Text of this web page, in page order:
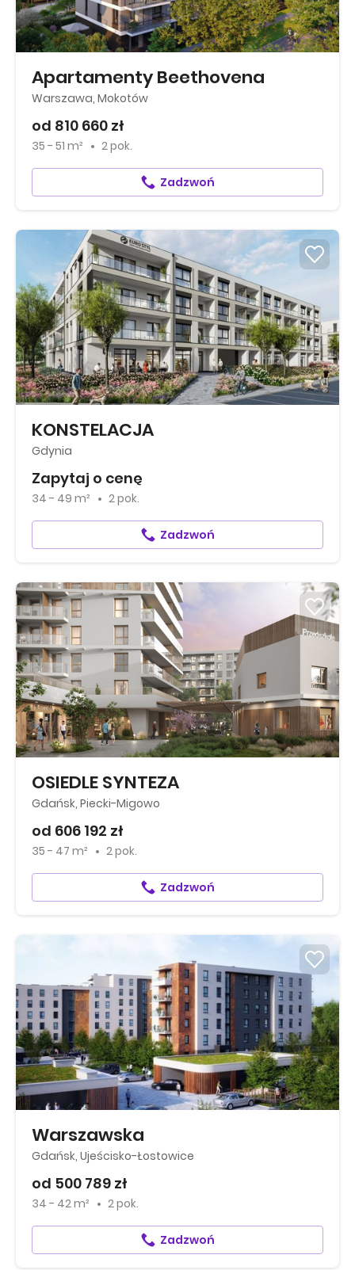
Apartamenty Beethovena
Warszawa, Mokotów
od 810 660 zł
35 - 51 m² 2 pok.
Zadzwoń
KONSTELACJA
Gdynia
Zapytaj o cenę
34 - 49 m² 2 pok.
Zadzwoń
OSIEDLE SYNTEZA
Gdańsk, Piecki-Migowo
od 606 192 zł
35 - 47 m² 2 pok.
Zadzwoń
Warszawska
Gdańsk, Ujeścisko-Łostowice
od 500 789 zł
34 - 42 m² 2 pok.
Zadzwoń